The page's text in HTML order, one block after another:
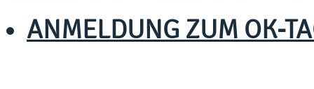
ANMELDUNG ZUM OK-